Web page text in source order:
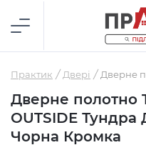
Практик Двері
Дверне полотно
OUTSIDE Тундра
Чорна Кромка